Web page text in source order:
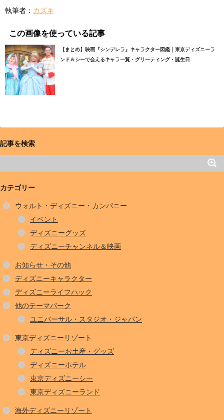
執筆者： カズキ
この画像を使っている記事
【まとめ】映画『シンデレラ』キャラクター図鑑｜東京ディズニーラ
ンド＆シーで会えるキャラ一覧・グリーティング・誕生日
記事を検索
カテゴリー
ウォルト・ディズニー・カンパニー
イベント
ディズニーグッズ
ディズニーチャンネル＆映画
お知らせ・その他
ディズニーキャラクター
ディズニーライフハック
他のテーマパーク
ユニバーサル・スタジオ・ジャパン
東京ディズニーリゾート
ディズニーお土産・グッズ
ディズニーホテル
東京ディズニーシー
東京ディズニーランド
海外ディズニーリゾート